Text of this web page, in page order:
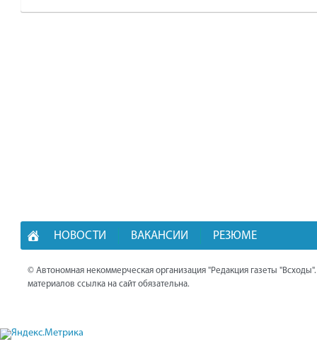
НОВОСТИ ВАКАНСИИ РЕЗЮМЕ
© Автономная некоммерческая организация "Редакция газеты
материалов ссылка на сайт обязательна.